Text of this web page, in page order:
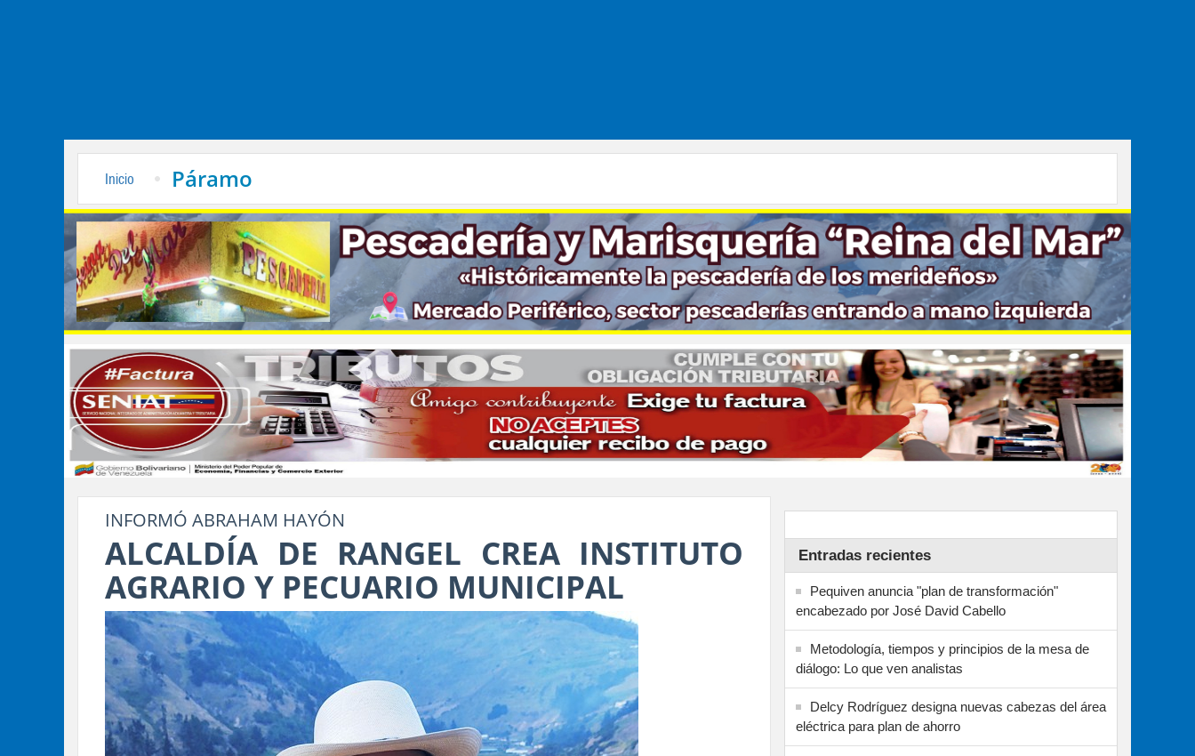
Inicio Páramo
INFORMÓ ABRAHAM HAYÓN
ALCALDÍA DE RANGEL CREA INSTITUTO
AGRARIO Y PECUARIO MUNICIPAL
Entradas recientes
Pequiven anuncia "plan de transformación"
encabezado por José David Cabello
Metodología, tiempos y principios de la mesa de
diálogo: Lo que ven analistas
Delcy Rodríguez designa nuevas cabezas del área
eléctrica para plan de ahorro